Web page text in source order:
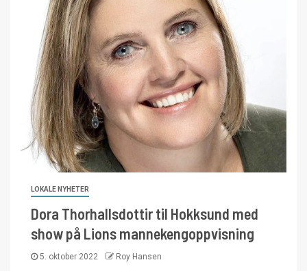
LOKALE NYHETER
Dora Thorhallsdottir til Hokksund med
show på Lions mannekengoppvisning
5. oktober 2022 Roy Hansen